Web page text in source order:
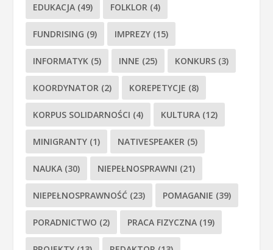
EDUKACJA (49) FOLKLOR (4)
FUNDRISING (9) IMPREZY (15)
INFORMATYK (5) INNE (25) KONKURS (3)
KOORDYNATOR (2) KOREPETYCJE (8)
KORPUS SOLIDARNOŚCI (4) KULTURA (12)
MINIGRANTY (1) NATIVESPEAKER (5)
NAUKA (30) NIEPEŁNOSPRAWNI (21)
NIEPEŁNOSPRAWNOŚĆ (23) POMAGANIE (39)
PORADNICTWO (2) PRACA FIZYCZNA (19)